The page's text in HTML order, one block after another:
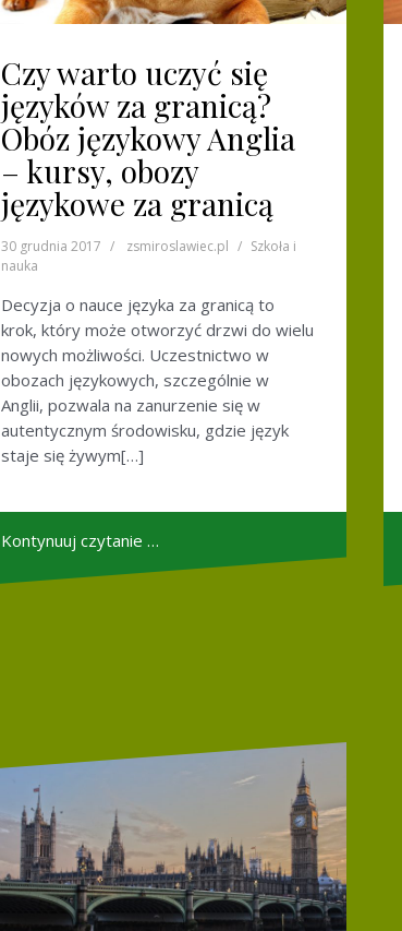
Czy warto uczyć się
języków za granicą?
Obóz językowy Anglia
– kursy, obozy
językowe za granicą
30 grudnia 2017 zsmiroslawiec.pl
Szkoła i
nauka
Decyzja o nauce języka za granicą to
krok, który może otworzyć drzwi do wielu
nowych możliwości. Uczestnictwo w
obozach językowych, szczególnie w
Anglii, pozwala na zanurzenie się w
autentycznym środowisku, gdzie język
staje się żywym[…]
Kontynuuj czytanie …